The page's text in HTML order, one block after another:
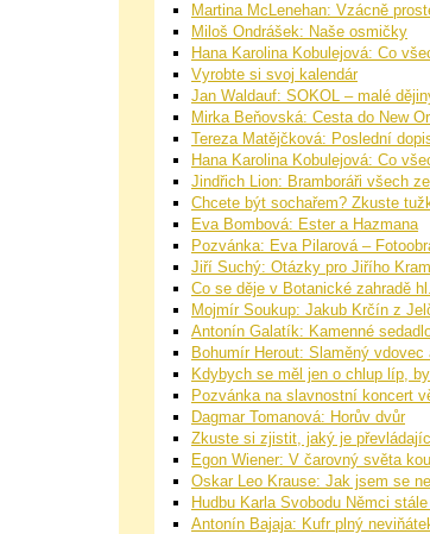
Martina McLenehan: Vzácně
Miloš Ondrášek: Naše osmičky
Hana Karolina Kobulejová: Co
Vyrobte si svoj kalendár
Jan Waldauf: SOKOL – malé
Mirka Beňovská: Cesta do New
Tereza Matějčková: Poslední
Hana Karolina Kobulejová: Co
Jindřich Lion: Bramboráři všech
Chcete být sochařem? Zkuste
Eva Bombová: Ester a Hazmana
Pozvánka: Eva Pilarová –
Jiří Suchý: Otázky pro Jiřího
Co se děje v Botanické zahradě
Mojmír Soukup: Jakub Krčín z
Antonín Galatík: Kamenné
Bohumír Herout: Slaměný vdovec
Kdybych se měl jen o chlup líp,
Pozvánka na slavnostní koncert
Dagmar Tomanová: Horův dvůr
Zkuste si zjistit, jaký je
Egon Wiener: V čarovný světa
Oskar Leo Krause: Jak jsem se
Hudbu Karla Svobodu Němci
Antonín Bajaja: Kufr plný